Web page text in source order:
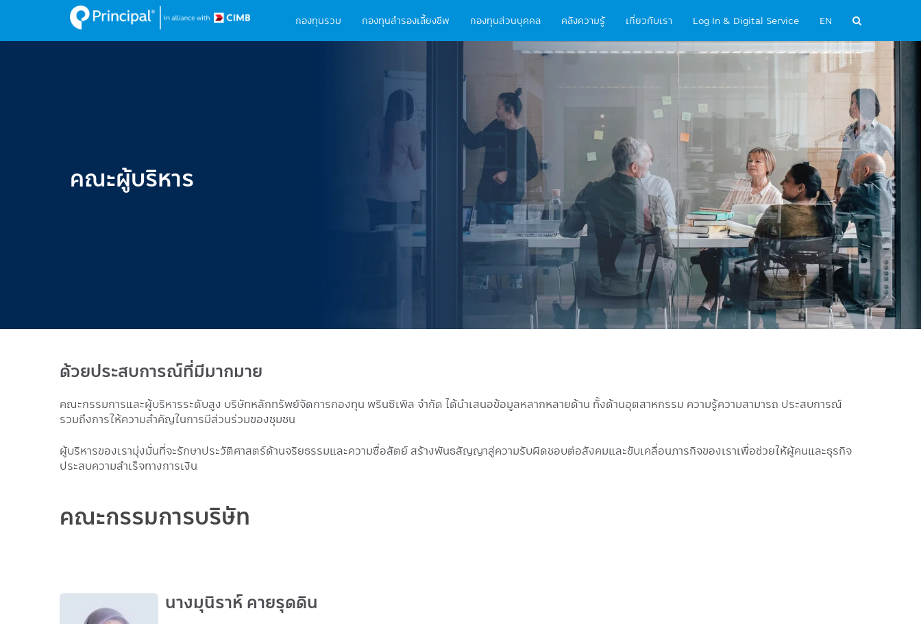
main
EN
Main
navigation
กองทุนรวม กองทุนสำรองเลี้ยงชีพ กองทุนส่วนบุคคล คลังความรู้ เกี่ยวกับเรา Log In & Digital Service
คณะผู้บริหาร
ด้วยประสบการณ์ที่มีมากมาย
คณะกรรมการและผู้บริหารระดับสูง บริษัทหลักทรัพย์จัดการกองทุน พรินซิเพิล จำกัด ได้นำเสนอข้อมูลหลากหลายด้าน ทั้งด้านอุตสาหกรรม ความรู้ความสามารถ ประสบการณ์
รวมถึงการให้ความสำคัญในการมีส่วนร่วมของชุมชน
ผู้บริหารของเรามุ่งมั่นที่จะรักษาประวัติศาสตร์ด้านจริยธรรมและความซื่อสัตย์ สร้างพันธสัญญาสู่ความรับผิดชอบต่อสังคมและขับเคลื่อนภารกิจของเราเพื่อช่วยให้ผู้คนและธุรกิจ
ประสบความสำเร็จทางการเงิน
คณะกรรมการบริษัท
นางมุนิราห์ คายรุดดิน